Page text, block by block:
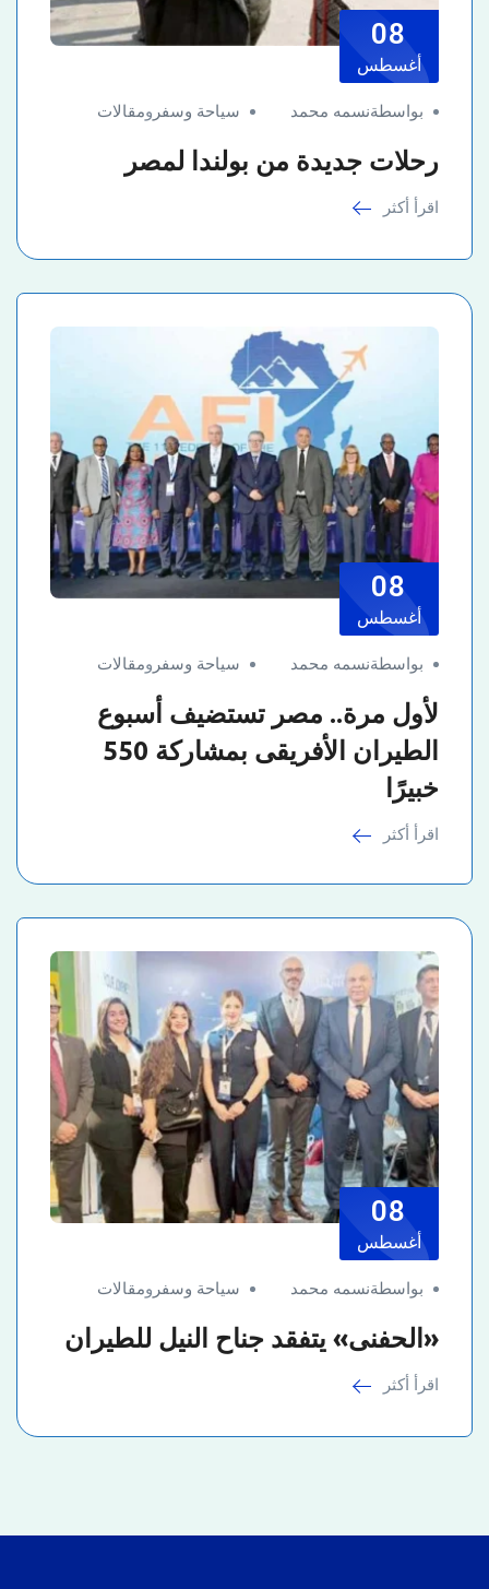
08
أغسطس
بواسطةنسمه محمد سياحة وسفر ومقالات
رحلات جديدة من بولندا لمصر
اقرأ أكثر
08
أغسطس
بواسطةنسمه محمد سياحة وسفر ومقالات
لأول مرة.. مصر تستضيف أسبوع
الطيران الأفريقى بمشاركة 550
خبيرًا
اقرأ أكثر
08
أغسطس
بواسطةنسمه محمد سياحة وسفر ومقالات
«الحفنى» يتفقد جناح النيل للطيران
اقرأ أكثر